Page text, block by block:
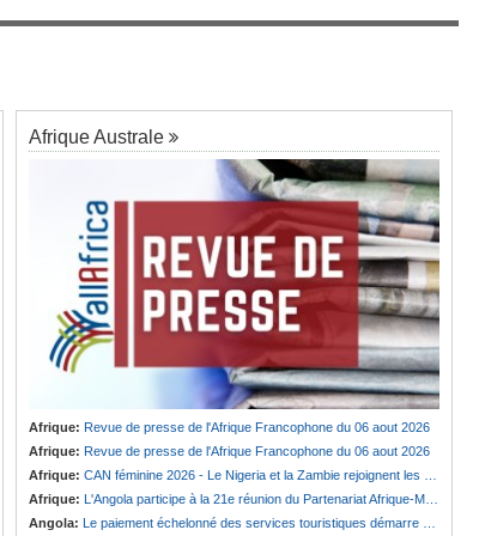
Afrique Australe
Afrique: Revue de presse de l'Afrique Francophone du 06 aout 2026
Afrique: Revue de presse de l'Afrique Francophone du 06 aout 2026
Afrique: CAN féminine 2026 - Le Nigeria et la Zambie rejoignent les quarts de finale
Afrique: L'Angola participe à la 21e réunion du Partenariat Afrique-Monde arabe au Caire
Angola: Le paiement échelonné des services touristiques démarre ce jeudi
7
président Doumbouya en Grèce - Opposition et